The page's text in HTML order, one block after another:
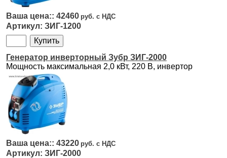
42460
ЗИГ-1200
Генератор инверторный Зубр ЗИГ-2000
Мощность максимальная 2,0 кВт, 220 B, инвертор
43220
ЗИГ-2000